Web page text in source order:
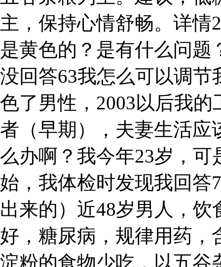
主，保持心情舒畅。详
是黄色的？是有什么问
没回答63我怎么可以调
色了男性，2003以后我
者（早期），夫妻生活应
么办啊？我今年23岁，
始，我体检时发现我回答
出来的）近48岁男人，
好，糖尿病，规律用药，
淀粉的食物少吃，以五谷